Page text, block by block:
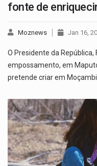
fonte de
Moznews Jan 16,
O Presidente da República,
empossamento, em
pretende criar em